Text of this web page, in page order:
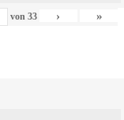
von 33 › »